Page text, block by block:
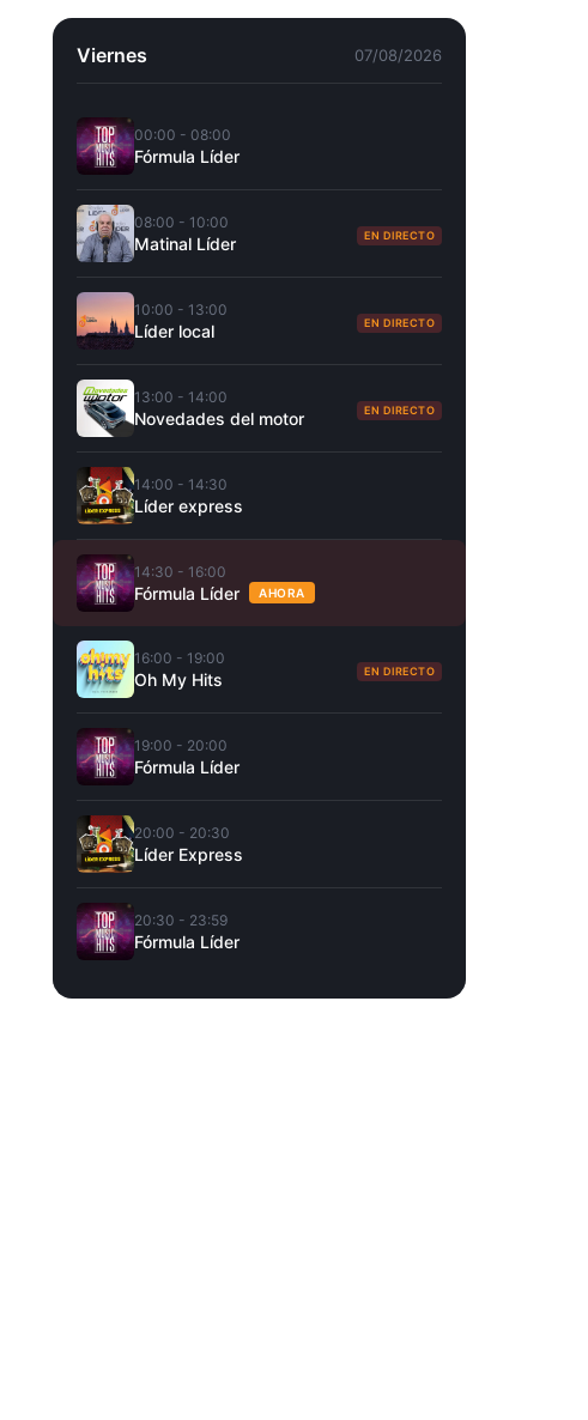
Viernes 07/08/2026
00:00 - 08:00
Fórmula Líder
08:00 - 10:00
Matinal Líder EN DIRECTO
10:00 - 13:00
Líder local EN DIRECTO
13:00 - 14:00
Novedades del motor EN DIRECTO
14:00 - 14:30
Líder express
14:30 - 16:00
Fórmula Líder AHORA
16:00 - 19:00
Oh My Hits EN DIRECTO
19:00 - 20:00
Fórmula Líder
20:00 - 20:30
Líder Express
20:30 - 23:59
Fórmula Líder